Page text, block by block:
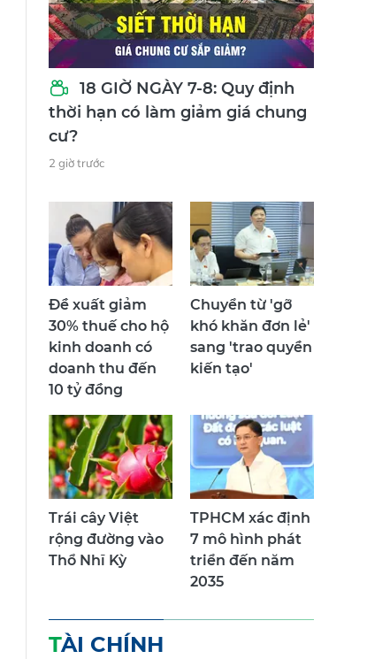
18 GIỜ NGÀY 7-8: Quy định
thời hạn có làm giảm giá chung
cư?
2 giờ trước
Đề xuất giảm
30% thuế cho hộ
kinh doanh có
doanh thu đến
10 tỷ đồng
Chuyển từ 'gỡ
khó khăn đơn lẻ'
sang 'trao quyền
kiến tạo'
Trái cây Việt
rộng đường vào
Thổ Nhĩ Kỳ
TPHCM xác định
7 mô hình phát
triển đến năm
2035
TÀI CHÍNH